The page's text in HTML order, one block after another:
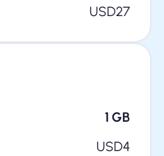
USD27
1 GB
USD4